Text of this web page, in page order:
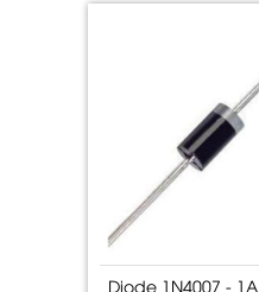
Diode 1N4007 - 1A